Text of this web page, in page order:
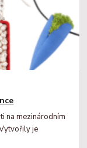
na mezinárodním
je